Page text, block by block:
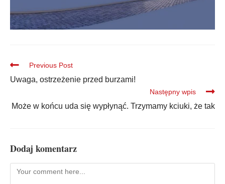
Previous Post
Uwaga, ostrzeżenie przed burzami!
Następny wpis
Może w końcu uda się wypłynąć. Trzymamy kciuki, że tak
Dodaj komentarz